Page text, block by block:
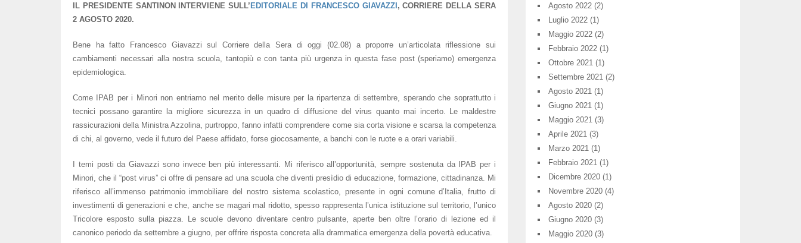
IL PRESIDENTE SANTINON INTERVIENE SULL’ EDITORIALE DI FRANCESCO GIAVAZZI , CORRIERE DELLA SERA
2 AGOSTO 2020.
Bene ha fatto Francesco Giavazzi sul Corriere della Sera di oggi (02.08) a proporre un’articolata riflessione sui
cambiamenti necessari alla nostra scuola, tantopiù e con tanta più urgenza in questa fase post (speriamo) emergenza
epidemiologica.
Come IPAB per i Minori non entriamo nel merito delle misure per la ripartenza di settembre, sperando che soprattutto i
tecnici possano garantire la migliore sicurezza in un quadro di diffusione del virus quanto mai incerto. Le maldestre
rassicurazioni della Ministra Azzolina, purtroppo, fanno infatti comprendere come sia corta visione e scarsa la competenza
di chi, al governo, vede il futuro del Paese affidato, forse giocosamente, a banchi con le ruote e a orari variabili.
I temi posti da Giavazzi sono invece ben più interessanti. Mi riferisco all’opportunità, sempre sostenuta da IPAB per i
Minori, che il “post virus” ci offre di pensare ad una scuola che diventi presìdio di educazione, formazione, cittadinanza. Mi
riferisco all’immenso patrimonio immobiliare del nostro sistema scolastico, presente in ogni comune d’Italia, frutto di
investimenti di generazioni e che, anche se magari mal ridotto, spesso rappresenta l’unica istituzione sul territorio, l’unico
Tricolore esposto sulla piazza. Le scuole devono diventare centro pulsante, aperte ben oltre l’orario di lezione ed il
canonico periodo da settembre a giugno, per offrire risposta concreta alla drammatica emergenza della povertà educativa.
Agosto 2022 (2)
Luglio 2022 (1)
Maggio 2022 (2)
Febbraio 2022 (1)
Ottobre 2021 (1)
Settembre 2021 (2)
Agosto 2021 (1)
Giugno 2021 (1)
Maggio 2021 (3)
Aprile 2021 (3)
Marzo 2021 (1)
Febbraio 2021 (1)
Dicembre 2020 (1)
Novembre 2020 (4)
Agosto 2020 (2)
Giugno 2020 (3)
Maggio 2020 (3)